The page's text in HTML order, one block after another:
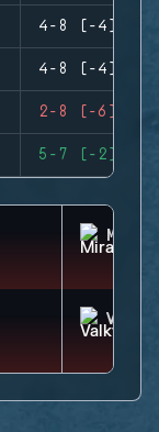
4-8 (-4)
4-8 (-4)
2-8 (-6)
5-7 (-2)
MIRA